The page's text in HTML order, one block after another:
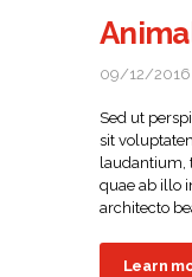
09/12/2016
Sed ut
sit
laudantium,
quae ab illo
architecto
Learn